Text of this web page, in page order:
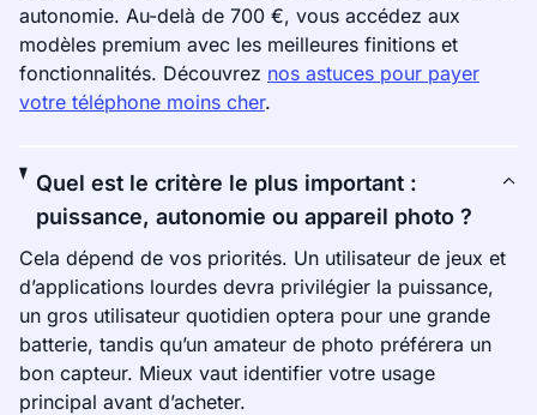
autonomie. Au-delà de 700 €, vous accédez aux
modèles premium avec les meilleures finitions et
fonctionnalités. Découvrez nos astuces pour payer
votre téléphone moins cher.
Quel est le critère le plus important :
puissance, autonomie ou appareil photo ?
Cela dépend de vos priorités. Un utilisateur de jeux et
d’applications lourdes devra privilégier la puissance,
un gros utilisateur quotidien optera pour une grande
batterie, tandis qu’un amateur de photo préférera un
bon capteur. Mieux vaut identifier votre usage
principal avant d’acheter.